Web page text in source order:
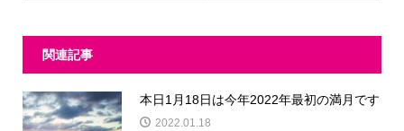
関連記事
本日1月18日は今年2022年最初の満月です
2022.01.18